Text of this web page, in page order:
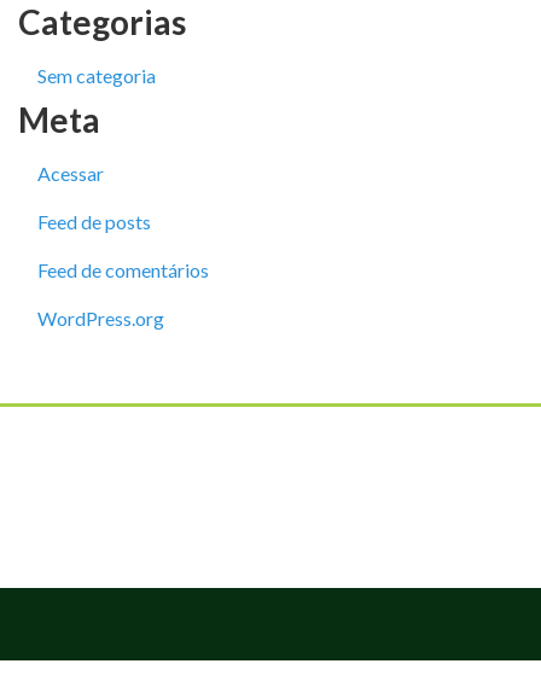
Categorias
Sem categoria
Meta
Acessar
Feed de posts
Feed de comentários
WordPress.org